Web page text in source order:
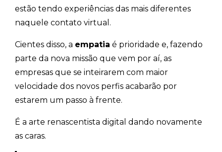
estão tendo experiências das mais diferentes
naquele contato virtual.
Cientes disso, a empatia é prioridade e, fazendo
parte da nova missão que vem por aí, as
empresas que se inteirarem com maior
velocidade dos novos perfis acabarão por
estarem um passo à frente.
É a arte renascentista digital dando novamente
as caras.